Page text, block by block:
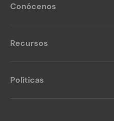
Conócenos
Recursos
Políticas